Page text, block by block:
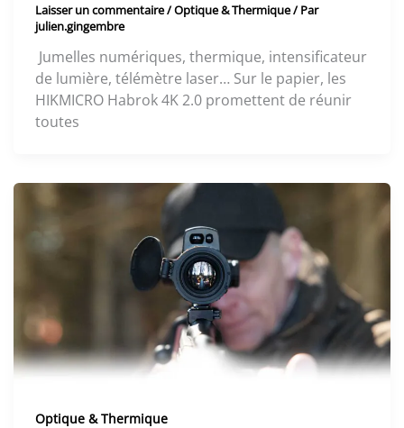
Laisser un commentaire/Optique & Thermique/ Par
julien.gingembre
Jumelles numériques, thermique, intensificateur
de lumière, télémètre laser… Sur le papier, les
HIKMICRO Habrok 4K 2.0 promettent de réunir
toutes
Optique & Thermique